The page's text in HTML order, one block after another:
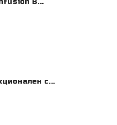
с...